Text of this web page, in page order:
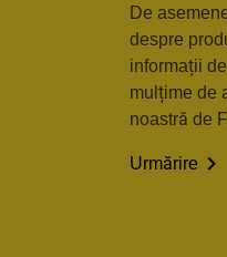
De
despre
informații
mulțime de
noastră de
Urmărire 